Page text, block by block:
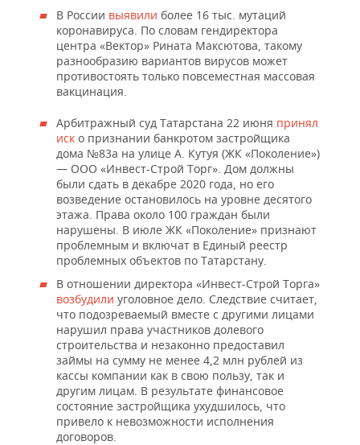
ФИГУРНОЕ КАТАНИЕ
ВОДНЫЕ ВИДЫ СПОРТА
ХОККЕЙ С МЯЧОМ
МЕДИЦИНА
ОБРАЗОВАНИЕ
ПРОИСШЕСТВИЯ
В России выявили более 16 тыс. мутаций
коронавируса. По словам гендиректора
центра «Вектор» Рината Максютова, такому
разнообразию вариантов вирусов может
противостоять только повсеместная массовая
вакцинация.
Арбитражный суд Татарстана 22 июня принял
иск о признании банкротом застройщика
дома №83а на улице А. Кутуя (ЖК «Поколение»)
— ООО «Инвест-Строй Торг». Дом должны
были сдать в декабре 2020 года, но его
возведение остановилось на уровне десятого
этажа. Права около 100 граждан были
нарушены. В июле ЖК «Поколение» признают
проблемным и включат в Единый реестр
проблемных объектов по Татарстану.
В отношении директора «Инвест-Строй Торга»
возбудили уголовное дело. Следствие считает,
что подозреваемый вместе с другими лицами
нарушил права участников долевого
строительства и незаконно предоставил
займы на сумму не менее 4,2 млн рублей из
кассы компании как в свою пользу, так и
другим лицам. В результате финансовое
состояние застройщика ухудшилось, что
привело к невозможности исполнения
договоров.